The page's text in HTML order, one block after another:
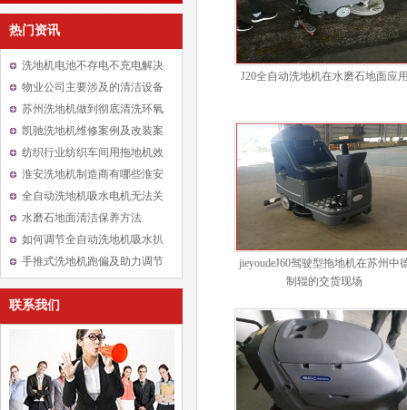
热门资讯
洗地机电池不存电不充电解决
办法
物业公司主要涉及的清洁设备
种类
苏州洗地机做到彻底清洗环氧
地面方法及原因
凯驰洗地机维修案例及改装案
例
纺织行业纺织车间用拖地机效
果好吗
淮安洗地机制造商有哪些淮安
洗地机多少钱一台
全自动洗地机吸水电机无法关
闭是什么故障
水磨石地面清洁保养方法
如何调节全自动洗地机吸水扒
的工作角度
手推式洗地机跑偏及助力调节
联系我们
J20全自动洗地机在水磨石地面应
jieyoudeJ60驾驶型拖地机在苏州中
制辊的交货现场